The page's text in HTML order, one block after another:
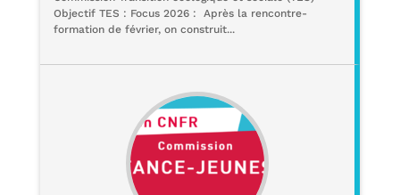
Objectif TES : Focus 2026 : Après la rencontre-
formation de février, on construit...